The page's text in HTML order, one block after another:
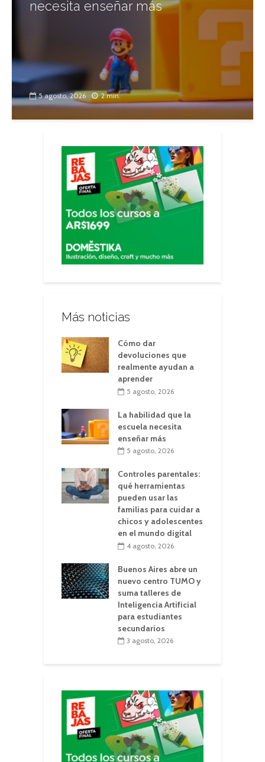
necesita enseñar más
5 agosto, 2026 2 min.
Más noticias
Cómo dar
devoluciones que
realmente ayudan a
aprender
5 agosto, 2026
La habilidad que la
escuela necesita
enseñar más
5 agosto, 2026
Controles parentales:
qué herramientas
pueden usar las
familias para cuidar a
chicos y adolescentes
en el mundo digital
4 agosto, 2026
Buenos Aires abre un
nuevo centro TUMO y
suma talleres de
Inteligencia Artificial
para estudiantes
secundarios
3 agosto, 2026